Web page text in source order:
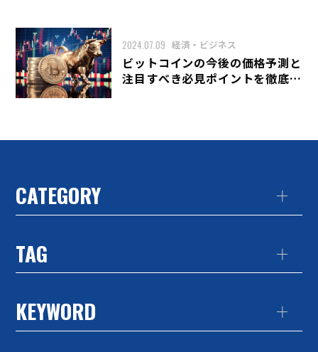
2024.07.09 経済・ビジネス
ビットコインの今後の価格予測と
注目すべき必見ポイントを徹底解
CATEGORY
TAG
KEYWORD